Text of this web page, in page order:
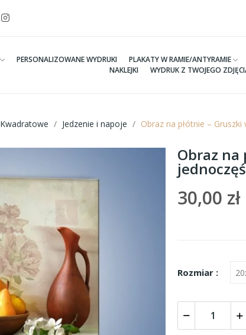
PERSONALIZOWANE WYDRUKI PLAKATY W RAMIE/ANTYRAMIE
NAKLEJKI
WYDRUK Z TWOJEGO
Kwadratowe Jedzenie i napoje Obraz na płótnie –
Obraz na
30,00 zł
Rozmiar :